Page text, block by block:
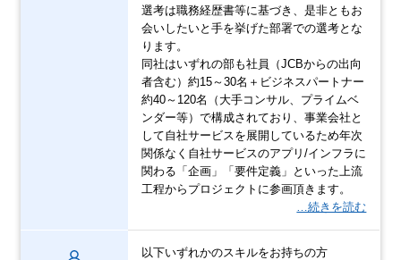
選考は職務経歴書等に基づき、是非ともお
会いしたいと手を挙げた部署での選考とな
ります。
同社はいずれの部も社員（JCBからの出向
者含む）約15～30名＋ビジネスパートナー
約40～120名（大手コンサル、プライムベ
ンダー等）で構成されており、事業会社と
して自社サービスを展開しているため年次
関係なく自社サービスのアプリ/インフラに
関わる「企画」「要件定義」といった上流
工程からプロジェクトに参画頂きます。
…続きを読む
以下いずれかのスキルをお持ちの方